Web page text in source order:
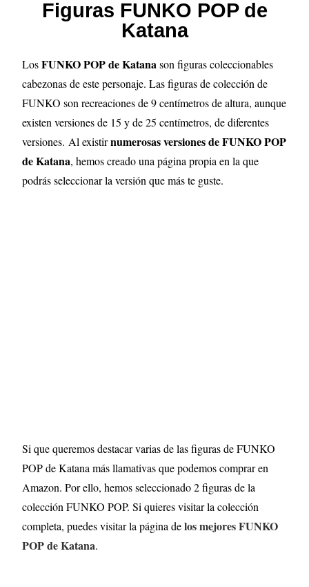
Figuras FUNKO POP de
Katana
LosFUNKO POP de Katanason figuras coleccionables
cabezonas de este personaje. Las figuras de colección de
FUNKO son recreaciones de 9 centímetros de altura, aunque
existen versiones de 15 y de 25 centímetros, de diferentes
versiones. Al existirnumerosas versiones de FUNKO POP
deKatana, hemos creado una página propia en la que
podrás seleccionar la versión que más te guste.
Si que queremos destacar varias de las figuras de FUNKO
POP de Katana más llamativas que podemos comprar en
Amazon. Por ello, hemos seleccionado 2 figuras de la
colección FUNKO POP. Si quieres visitar la colección
completa, puedes visitar la página delos mejores FUNKO
POP de Katana.